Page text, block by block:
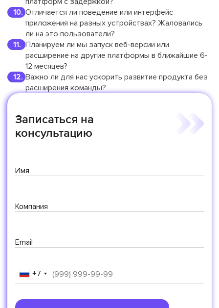
Отличается ли поведение или интерфейс
приложения на разных устройствах? Жаловались
ли на это пользователи?
Планируем ли мы запуск веб-версии или
расширение на другие платформы в ближайшие 6-
12 месяцев?
Важно ли для нас ускорить развитие продукта без
расширения команды?
Записаться на
консультацию
Имя
Компания
Email
+7